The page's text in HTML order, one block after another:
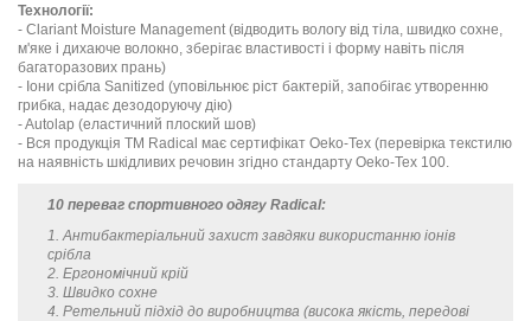
Технології:
- Clariant Moisture Management (відводить вологу від тіла, швидко сохне,
м'яке і дихаюче волокно, зберігає властивості і форму навіть після
багаторазових прань)
- Іони срібла Sanitized (уповільнює ріст бактерій, запобігає утворенню
грибка, надає дезодоруючу дію)
- Autolap (еластичний плоский шов)
- Вся продукція ТМ Radical має сертифікат Oeko-Tex (перевірка текстилю
на наявність шкідливих речовин згідно стандарту Oeko-Tex 100.
10 переваг спортивного одягу Radical:
1. Антибактеріальний захист завдяки використанню іонів
срібла
2. Ергономічний крій
3. Швидко сохне
4. Ретельний підхід до виробництва (висока якість, передові